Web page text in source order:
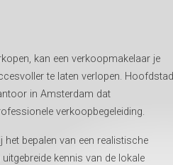
kan een verkoopmakelaar je
te laten verlopen. Hoofdstad
in Amsterdam dat
verkoopbegeleiding.
bepalen van een realistische
kennis van de lokale